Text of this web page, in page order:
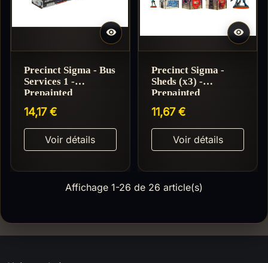

Precinct Sigma - Bus
Services 1 -
Prepainted
14,17 €
Voir détails

Precinct Sigma -
Sheds (x3) -
Prepainted
11,67 €
Voir détails
Affichage 1-26 de 26 article(s)